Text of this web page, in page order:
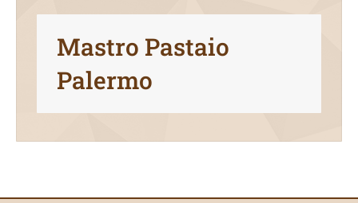
Mastro Pastaio
Palermo